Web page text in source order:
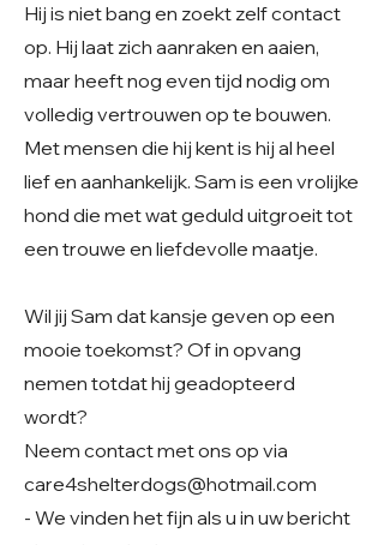
Hij is niet bang en zoekt zelf contact
op. Hij laat zich aanraken en aaien,
maar heeft nog even tijd nodig om
volledig vertrouwen op te bouwen.
Met mensen die hij kent is hij al heel
lief en aanhankelijk. Sam is een vrolijke
hond die met wat geduld uitgroeit tot
een trouwe en liefdevolle maatje.
Wil jij Sam dat kansje geven op een
mooie toekomst? Of in opvang
nemen totdat hij geadopteerd
wordt?
Neem contact met ons op via
care4shelterdogs@hotmail.com
- We vinden het fijn als u in uw bericht